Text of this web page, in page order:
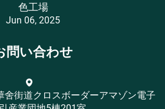
色工場
Jun 06, 2025
問い合わせ
舍街道クロスボーダーアマゾン電子